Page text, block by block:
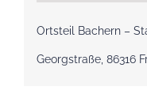
Ortsteil Bachern –
Georgstraße, 86316